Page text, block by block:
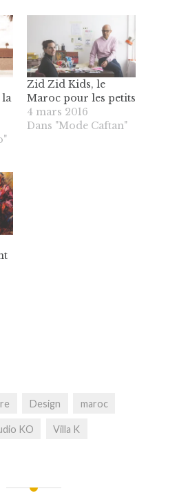
la
Zid Zid Kids, le
Maroc pour les petits
4 mars 2016
Dans "Mode Caftan"
Design maroc
KO Villa K